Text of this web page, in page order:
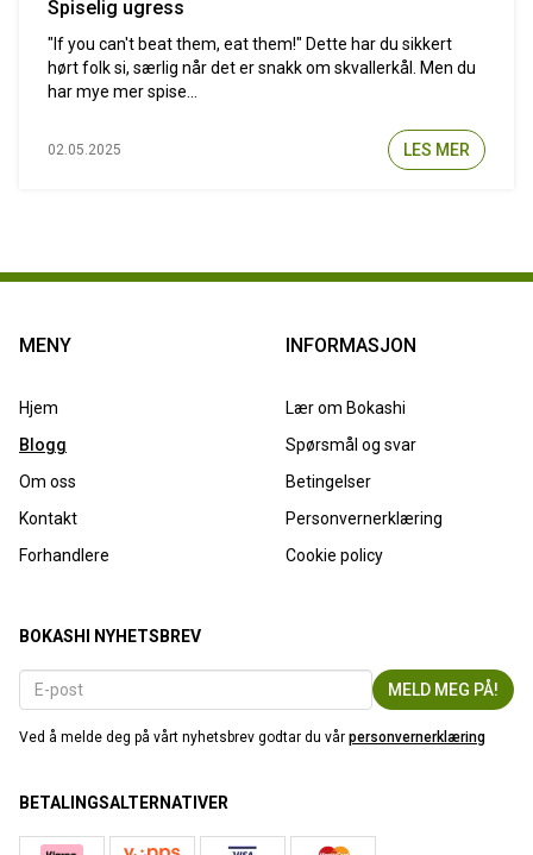
Spiselig ugress
"If you can't beat them, eat them!" Dette har du sikkert
hørt folk si, særlig når det er snakk om skvallerkål. Men du
har mye mer spise...
02.05.2025 LES MER
MENY
Hjem
Blogg
Om oss
Kontakt
Forhandlere
INFORMASJON
Lær om Bokashi
Spørsmål og svar
Betingelser
Personvernerklæring
Cookie policy
BOKASHI NYHETSBREV
Ved å melde deg på vårt nyhetsbrev godtar du vår personvernerklæring
BETALINGSALTERNATIVER